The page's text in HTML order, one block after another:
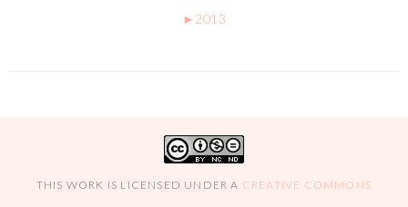
► 2013
THIS WORK IS LICENSED UNDER A CREATIVE COMMONS